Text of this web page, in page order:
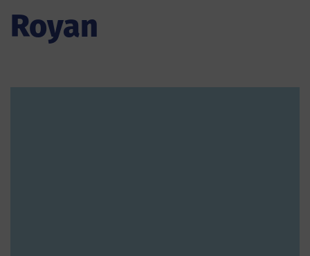
Royan